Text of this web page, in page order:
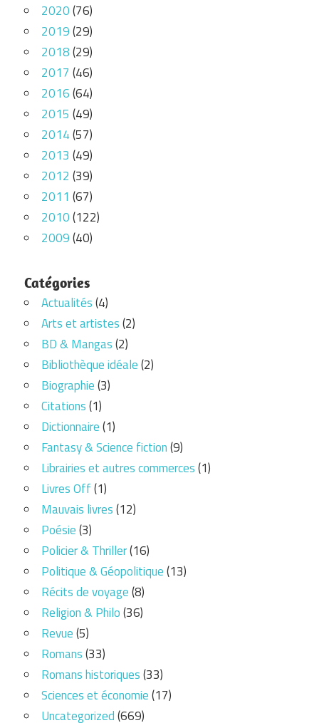
2020(76)
2019(29)
2018(29)
2017 (46)
2016(64)
2015 (49)
2014(57)
2013 (49)
2012 (39)
2011 (67)
2010(122)
2009(40)
Catégories
Actualités(4)
Arts et artistes(2)
BD & Mangas(2)
Bibliothèque idéale(2)
Biographie(3)
Citations(1)
Dictionnaire(1)
Fantasy & Science fiction(9)
Librairies et autres commerces(1)
Livres Off(1)
Mauvais livres(12)
Poésie(3)
Policier & Thriller(16)
Politique & Géopolitique(13)
Récits de voyage(8)
Religion & Philo(36)
Revue(5)
Romans(33)
Romans historiques(33)
Sciences et économie(17)
Uncategorized(669)